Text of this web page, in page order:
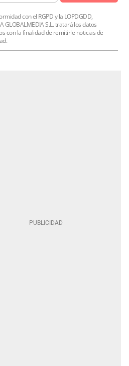
con el RGPD y la LOPDGDD,
GLOBALMEDIA S.L. tratará los datos
con la finalidad de remitirle noticias de